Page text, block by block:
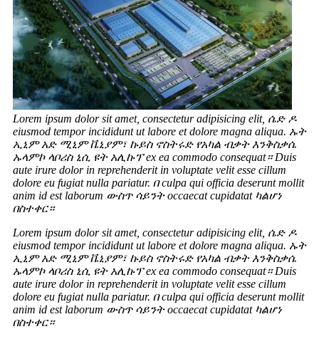
Lorem ipsum dolor sit amet, consectetur adipisicing elit, ሴድ ዶ
eiusmod tempor incididunt ut labore et dolore magna aliqua. ኡት
ኢኒም አድ ሚኒም ቬኒያም፣ ኩይስ ኖስትሩድ የአካል ብቃት እንቅስቃሴ
ኡላምኮ ላቦሪስ ኒሲ ዩት አሊኩፕ ex ea commodo consequat። Duis
aute irure dolor in reprehenderit in voluptate velit esse cillum
dolore eu fugiat nulla pariatur. በ culpa qui officia deserunt mollit
anim id est laborum ውስጥ ሳይንት occaecat cupidatat ካልሆነ
በስተቀር።
Lorem ipsum dolor sit amet, consectetur adipisicing elit, ሴድ ዶ
eiusmod tempor incididunt ut labore et dolore magna aliqua. ኡት
ኢኒም አድ ሚኒም ቬኒያም፣ ኩይስ ኖስትሩድ የአካል ብቃት እንቅስቃሴ
ኡላምኮ ላቦሪስ ኒሲ ዩት አሊኩፕ ex ea commodo consequat። Duis
aute irure dolor in reprehenderit in voluptate velit esse cillum
dolore eu fugiat nulla pariatur. በ culpa qui officia deserunt mollit
anim id est laborum ውስጥ ሳይንት occaecat cupidatat ካልሆነ
በስተቀር።